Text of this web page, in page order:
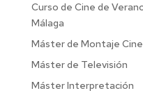
Curso de Cine de
Málaga
Máster de Montaje
Máster de Televisión
Máster Interpretación